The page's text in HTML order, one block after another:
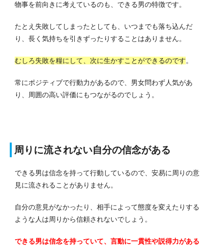
物事を前向きに考えているのも、できる男の特徴です。
たとえ失敗してしまったとしても、いつまでも落ち込んだ
り、長く気持ちを引きずったりすることはありません。
むしろ失敗を糧にして、次に生かすことができるのです。
常にポジティブで行動力があるので、男女問わず人気があ
り、周囲の高い評価にもつながるのでしょう。
周りに流されない自分の信念がある
できる男は信念を持って行動しているので、安易に周りの意
見に流されることがありません。
自分の意見がなかったり、相手によって態度を変えたりする
ような人は周りから信頼されないでしょう。
できる男は信念を持っていて、言動に一貫性や説得力がある